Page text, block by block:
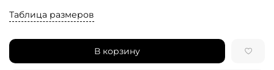
Таблица размеров
В корзину